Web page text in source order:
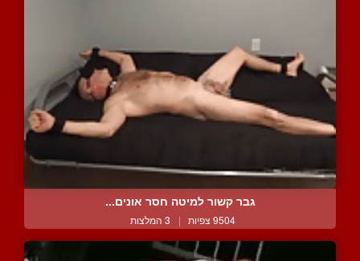
גבר קשור למיטה חסר אונים...
9504 צפיות | 3 המלצות